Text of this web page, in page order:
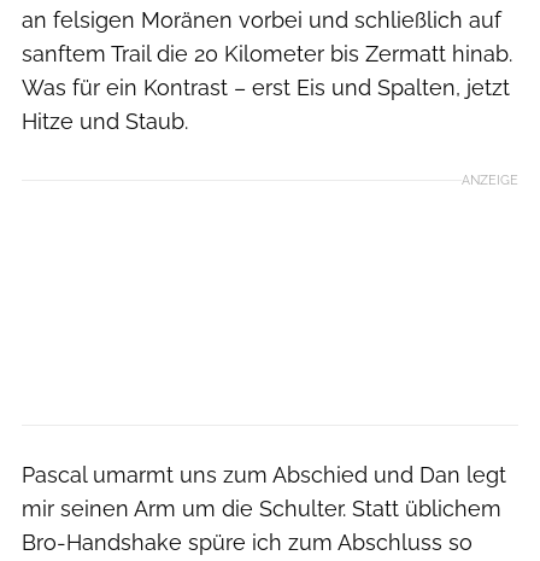
an felsigen Moränen vorbei und schließlich auf
sanftem Trail die 20 Kilometer bis Zermatt hinab.
Was für ein Kontrast – erst Eis und Spalten, jetzt
Hitze und Staub.
ANZEIGE
Pascal umarmt uns zum Abschied und Dan legt
mir seinen Arm um die Schulter. Statt üblichem
Bro-Handshake spüre ich zum Abschluss so